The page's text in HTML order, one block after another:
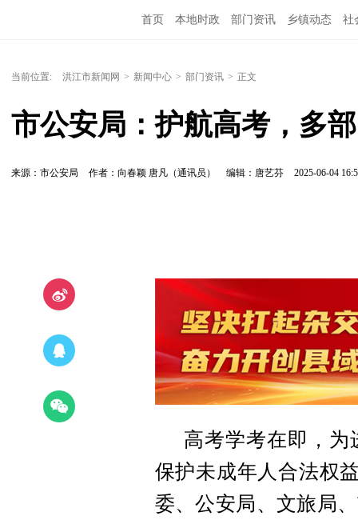
首页 本地时政 部门资讯 乡镇动态 社
当前位置: 洪江市新闻网 > 新闻中心 > 部门资讯 > 正文
市公安局：护航高考，多
来源：市公安局 作者：向春颖 唐凡（通讯员） 编辑：唐艺芬 2025-06-04
高考学考在即，
保护未成年人合法权
委、公安局、文旅局